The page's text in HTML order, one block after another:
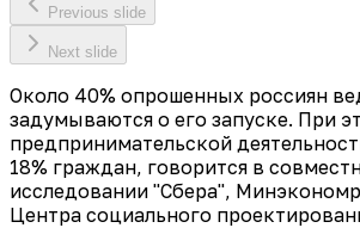
Previous slide
Next slide
Около 40% опрошенных россиян
задумываются о его запуске. При
предпринимательской
18% граждан, говорится в
исследовании "Сбера",
Центра социального